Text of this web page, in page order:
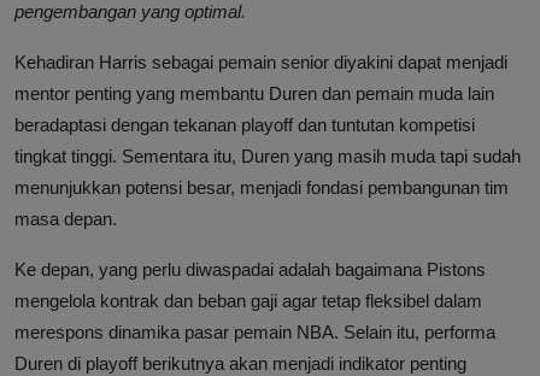
pengembangan yang optimal.
Kehadiran Harris sebagai pemain senior diyakini dapat menjadi
mentor penting yang membantu Duren dan pemain muda lain
beradaptasi dengan tekanan playoff dan tuntutan kompetisi
tingkat tinggi. Sementara itu, Duren yang masih muda tapi sudah
menunjukkan potensi besar, menjadi fondasi pembangunan tim
masa depan.
Ke depan, yang perlu diwaspadai adalah bagaimana Pistons
mengelola kontrak dan beban gaji agar tetap fleksibel dalam
merespons dinamika pasar pemain NBA. Selain itu, performa
Duren di playoff berikutnya akan menjadi indikator penting